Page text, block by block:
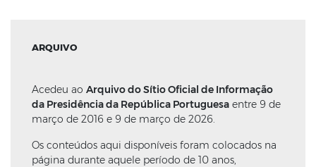
ARQUIVO
Acedeu ao Arquivo do Sítio Oficial de Informação
da Presidência da República Portuguesa entre 9 de
março de 2016 e 9 de março de 2026.
Os conteúdos aqui disponíveis foram colocados na
página durante aquele período de 10 anos,